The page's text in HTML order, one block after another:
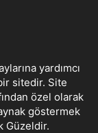
yardımcı
sitedir. Site
özel olarak
göstermek
Güzeldir.